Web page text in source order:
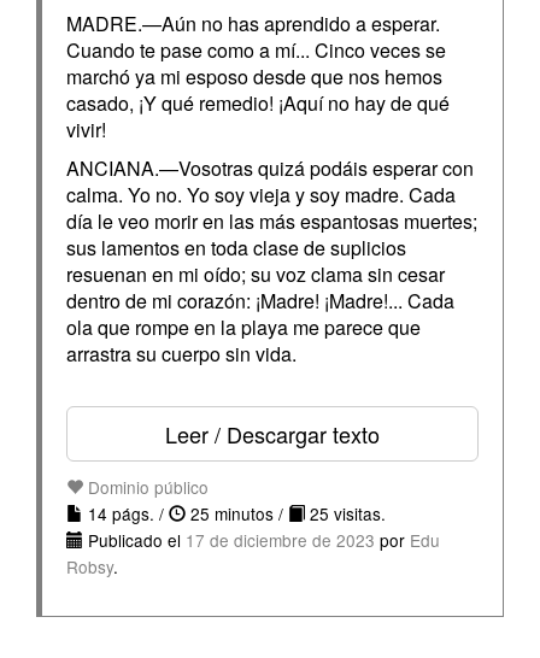
MADRE.—Aún no has aprendido a esperar.
Cuando te pase como a mí... Cinco veces se
marchó ya mi esposo desde que nos hemos
casado, ¡Y qué remedio! ¡Aquí no hay de qué
vivir!
ANCIANA.—Vosotras quizá podáis esperar con
calma. Yo no. Yo soy vieja y soy madre. Cada
día le veo morir en las más espantosas muertes;
sus lamentos en toda clase de suplicios
resuenan en mi oído; su voz clama sin cesar
dentro de mi corazón: ¡Madre! ¡Madre!... Cada
ola que rompe en la playa me parece que
arrastra su cuerpo sin vida.
Leer / Descargar texto
Dominio público
14 págs. /
25 minutos /
25 visitas.
Publicado el 17 de diciembre de 2023 por Edu
Robsy.